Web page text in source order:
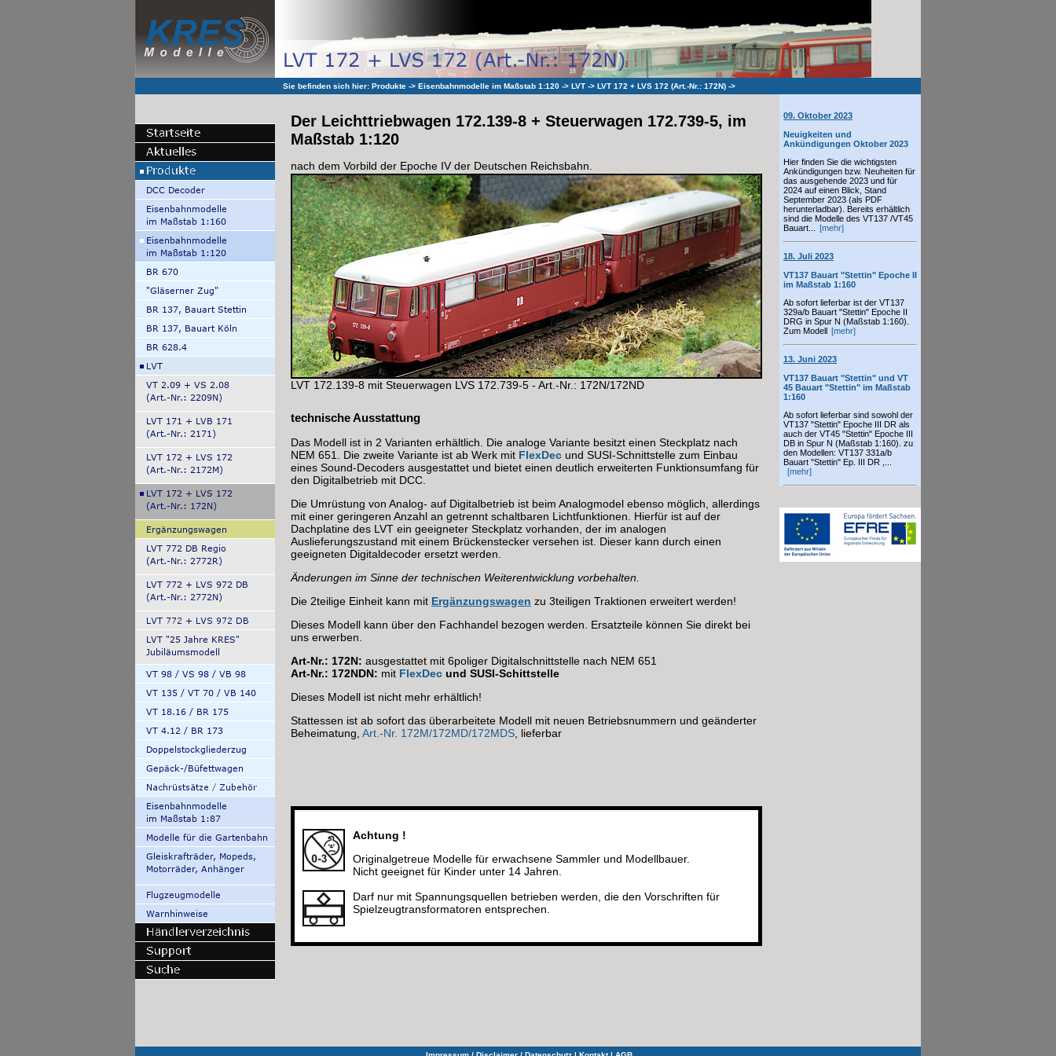
Sie befinden sich hier: Produkte -> Eisenbahnmodelle im Maßstab 1:120 -> LVT -> LVT 172 + LVS 172 (Art.-Nr.: 172N) ->
09. Oktober 2023
Neuigkeiten und
Ankündigungen Oktober 2023
Hier finden Sie die wichtigsten
Ankündigungen bzw. Neuheiten für
das ausgehende 2023 und für
2024 auf einen Blick, Stand
September 2023 (als PDF
herunterladbar). Bereits erhältlich
sind die Modelle des VT137 /VT45
Bauart...
[mehr]
18. Juli 2023
VT137 Bauart "Stettin" Epoche II
im Maßstab 1:160
Ab sofort lieferbar ist der VT137
329a/b Bauart "Stettin" Epoche II
DRG in Spur N (Maßstab 1:160).
Zum Modell [mehr]
13. Juni 2023
VT137 Bauart "Stettin" und VT
45 Bauart "Stettin" im Maßstab
1:160
Ab sofort lieferbar sind sowohl der
VT137 "Stettin" Epoche III DR als
auch der VT45 "Stettin" Epoche III
DB in Spur N (Maßstab 1:160). zu
den Modellen: VT137 331a/b
Bauart "Stettin" Ep. III DR ,...
[mehr]
Der Leichttriebwagen 172.139-8 + Steuerwagen 172.739-5, im
Maßstab 1:120
nach dem Vorbild der Epoche IV der Deutschen Reichsbahn.
LVT 172.139-8 mit Steuerwagen LVS 172.739-5 - Art.-Nr.: 172N/172ND
technische Ausstattung
Das Modell ist in 2 Varianten erhältlich. Die analoge Variante besitzt einen Steckplatz nach
NEM 651. Die zweite Variante ist ab Werk mit FlexDec und SUSI-Schnittstelle zum Einbau
eines Sound-Decoders ausgestattet und bietet einen deutlich erweiterten Funktionsumfang für
den Digitalbetrieb mit DCC.
Die Umrüstung von Analog- auf Digitalbetrieb ist beim Analogmodel ebenso möglich, allerdings
mit einer geringeren Anzahl an getrennt schaltbaren Lichtfunktionen. Hierfür ist auf der
Dachplatine des LVT ein geeigneter Steckplatz vorhanden, der im analogen
Auslieferungszustand mit einem Brückenstecker versehen ist. Dieser kann durch einen
geeigneten Digitaldecoder ersetzt werden.
Änderungen im Sinne der technischen Weiterentwicklung vorbehalten.
Die 2teilige Einheit kann mit Ergänzungswagen zu 3teiligen Traktionen erweitert werden!
Dieses Modell kann über den Fachhandel bezogen werden. Ersatzteile können Sie direkt bei
uns erwerben.
Art-Nr.: 172N: ausgestattet mit 6poliger Digitalschnittstelle nach NEM 651
Art-Nr.: 172NDN: mit FlexDec und SUSI-Schittstelle
Dieses Modell ist nicht mehr erhältlich!
Stattessen ist ab sofort das überarbeitete Modell mit neuen Betriebsnummern und geänderter
Beheimatung, Art.-Nr. 172M/172MD/172MDS , lieferbar
Achtung !
Originalgetreue Modelle für erwachsene Sammler und Modellbauer.
Nicht geeignet für Kinder unter 14 Jahren.
Darf nur mit Spannungsquellen betrieben werden, die den Vorschriften für
Spielzeugtransformatoren entsprechen.